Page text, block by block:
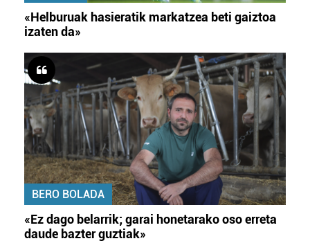
«Helburuak hasieratik markatzea beti gaiztoa
izaten da»
BERO BOLADA
«Ez dago belarrik; garai honetarako oso erreta
daude bazter guztiak»